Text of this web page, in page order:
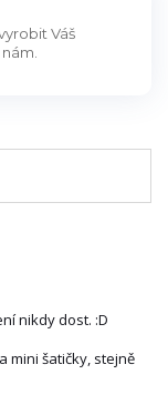
Váš
nikdy dost. :D
mini šatičky, stejně